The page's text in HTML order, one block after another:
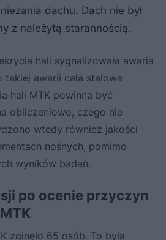
dachu. Dach nie był
z należytą starannością.
hali sygnalizowała awaria
awarii cała stalowa
hali MTK powinna być
obliczeniowo, czego nie
wtedy również jakości
nośnych, pomimo
wyników badań.
po ocenie przyczyn
zginęło 65 osób. To była